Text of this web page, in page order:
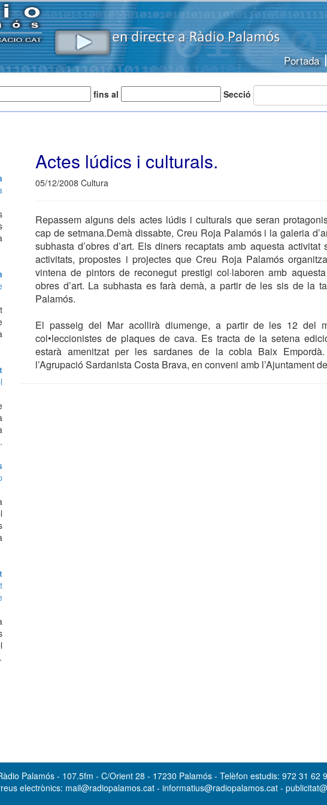
Portada
fins al Secció
Actes lúdics i culturals.
05/12/2008 Cultura
Repassem alguns dels actes lúdis i culturals que seran
cap de setmana.Demà dissabte, Creu Roja Palamós i la galeria
subhasta d’obres d’art. Els diners recaptats amb aquesta
activitats, propostes i projectes que Creu Roja Palamós
vintena de pintors de reconegut prestigi col·laboren amb
obres d’art. La subhasta es farà demà, a partir de les sis de la
Palamós.
El passeig del Mar acollirà diumenge, a partir de les 12 del
col•leccionistes de plaques de cava. Es tracta de la setena
estarà amenitzat per les sardanes de la cobla Baix
l’Agrupació Sardanista Costa Brava, en conveni amb l’Ajuntament
Palamós - 107.5fm - C/Orient 28 - 17230 Palamós - Telèfon estudis: 972 31 62
electrònics: mail@radiopalamos.cat - informatius@radiopalamos.cat -